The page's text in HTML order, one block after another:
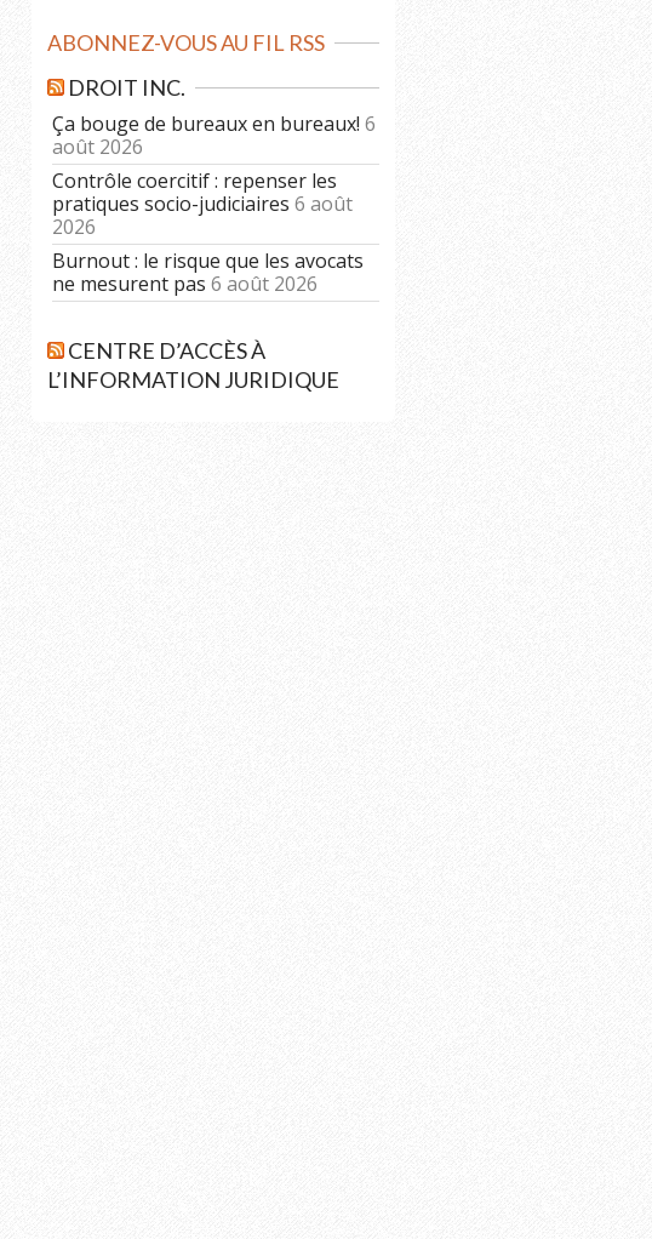
ABONNEZ-VOUS AU FIL RSS
DROIT INC.
Ça bouge de bureaux en bureaux! 6
août 2026
Contrôle coercitif : repenser les
pratiques socio-judiciaires 6 août
2026
Burnout : le risque que les avocats
ne mesurent pas 6 août 2026
CENTRE D’ACCÈS À
L’INFORMATION JURIDIQUE